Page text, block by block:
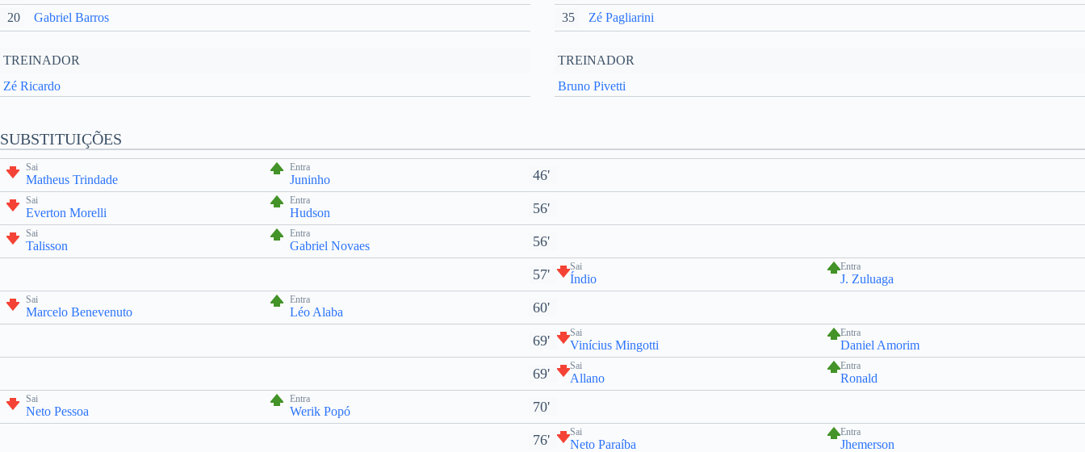
20
Gabriel Barros
TREINADOR
Zé Ricardo
35
Zé Pagliarini
TREINADOR
Bruno Pivetti
SUBSTITUIÇÕES
Sai
Matheus Trindade
Entra
Juninho 46'
Sai
Everton Morelli
Entra
Hudson 56'
Sai
Talisson
Entra
Gabriel Novaes 56'
57' Sai
Índio
Entra
J. Zuluaga
Sai
Marcelo Benevenuto
Entra
Léo Alaba 60'
69' Sai
Vinícius Mingotti
Entra
Daniel Amorim
69' Sai
Allano
Entra
Ronald
Sai
Neto Pessoa
Entra
Werik Popó 70'
76' Sai
Neto Paraíba
Entra
Jhemerson